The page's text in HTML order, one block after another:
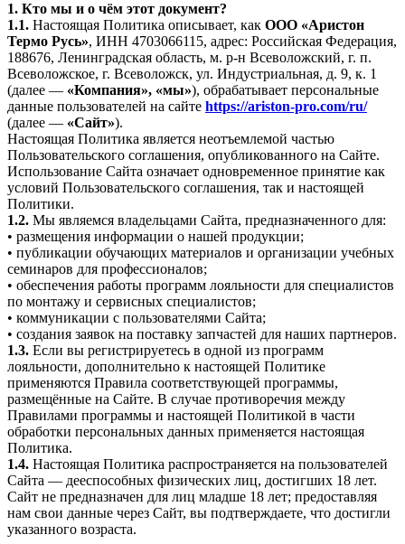
1. Кто мы и о чём этот документ?
1.1. Настоящая Политика описывает, как ООО «Аристон
Термо Русь», ИНН 4703066115, адрес: Российская Федерация,
188676, Ленинградская область, м. р-н Всеволожский, г. п.
Всеволожское, г. Всеволожск, ул. Индустриальная, д. 9, к. 1
(далее — «Компания», «мы»), обрабатывает персональные
данные пользователей на сайте https://ariston-pro.com/ru/
(далее — «Сайт»).
Настоящая Политика является неотъемлемой частью
Пользовательского соглашения, опубликованного на Сайте.
Использование Сайта означает одновременное принятие как
условий Пользовательского соглашения, так и настоящей
Политики.
1.2. Мы являемся владельцами Сайта, предназначенного для:
• размещения информации о нашей продукции;
• публикации обучающих материалов и организации учебных
семинаров для профессионалов;
• обеспечения работы программ лояльности для специалистов
по монтажу и сервисных специалистов;
• коммуникации с пользователями Сайта;
• создания заявок на поставку запчастей для наших партнеров.
1.3. Если вы регистрируетесь в одной из программ
лояльности, дополнительно к настоящей Политике
применяются Правила соответствующей программы,
размещённые на Сайте. В случае противоречия между
Правилами программы и настоящей Политикой в части
обработки персональных данных применяется настоящая
Политика.
1.4. Настоящая Политика распространяется на пользователей
Сайта — дееспособных физических лиц, достигших 18 лет.
Сайт не предназначен для лиц младше 18 лет; предоставляя
нам свои данные через Сайт, вы подтверждаете, что достигли
указанного возраста.